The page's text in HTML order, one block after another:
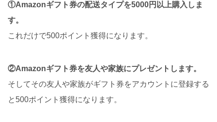
①Amazonギフト券の配送タイプを5000円以上購入しま
す。
これだけで500ポイント獲得になります。
②Amazonギフト券を友人や家族にプレゼントします。
そしてその友人や家族がギフト券をアカウントに登録する
と500ポイント獲得になります。